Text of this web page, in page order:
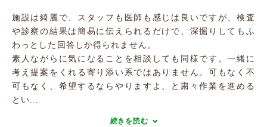
施設は綺麗で、スタッフも医師も感じは良いですが、検査
や診察の結果は簡易に伝えられるだけで、深掘りしてもふ
わっとした回答しか得られません。
素人ながらに気になることを相談しても同様です。一緒に
考え提案をくれる寄り添い系ではありません。可もなく不
可もなく、希望するならやりますよ、と粛々作業を進める
とい...
続きを読む